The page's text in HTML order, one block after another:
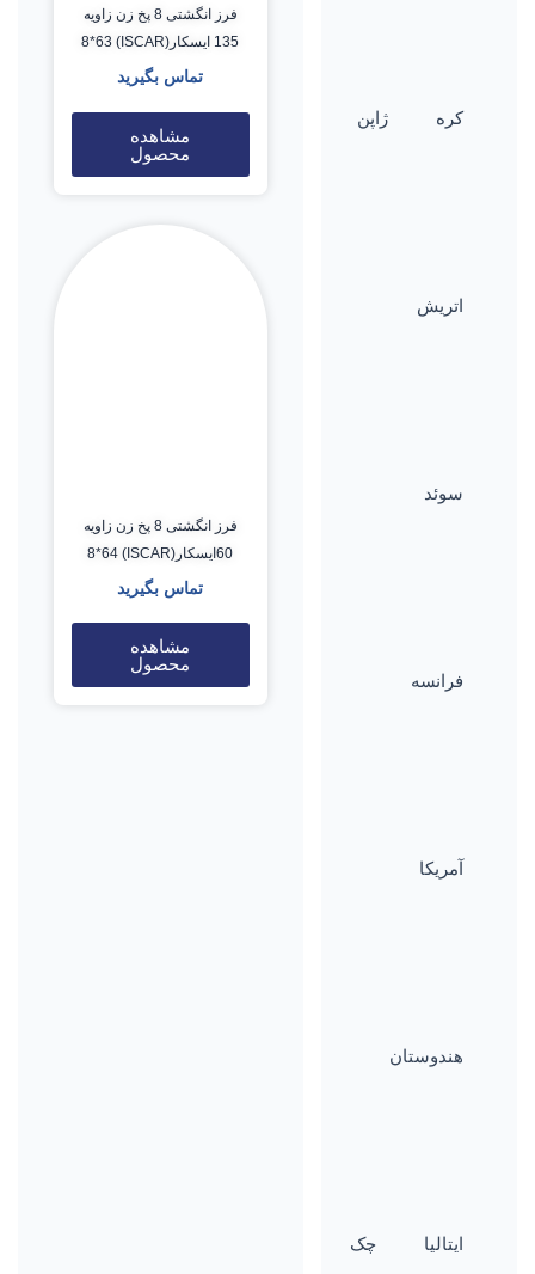
کره ژاپن
اتریش
سوئد
فرانسه
آمریکا
هندوستان
ایتالیا چک
فرز انگشتی 8 پخ زن زاویه
135 ایسکار(ISCAR) 8*63
تماس بگیرید
مشاهده
محصول
فرز انگشتی 8 پخ زن زاویه
60ایسکار(ISCAR) 8*64
تماس بگیرید
مشاهده
محصول